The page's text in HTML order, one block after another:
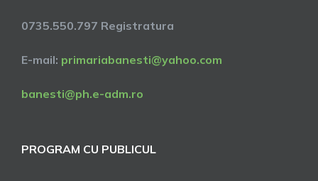
0735.550.797 Registratura
E-mail: primariabanesti@yahoo.com
banesti@ph.e-adm.ro
PROGRAM CU PUBLICUL